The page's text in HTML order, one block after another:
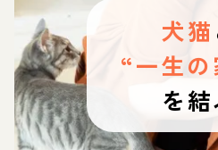
犬猫
“一生
を